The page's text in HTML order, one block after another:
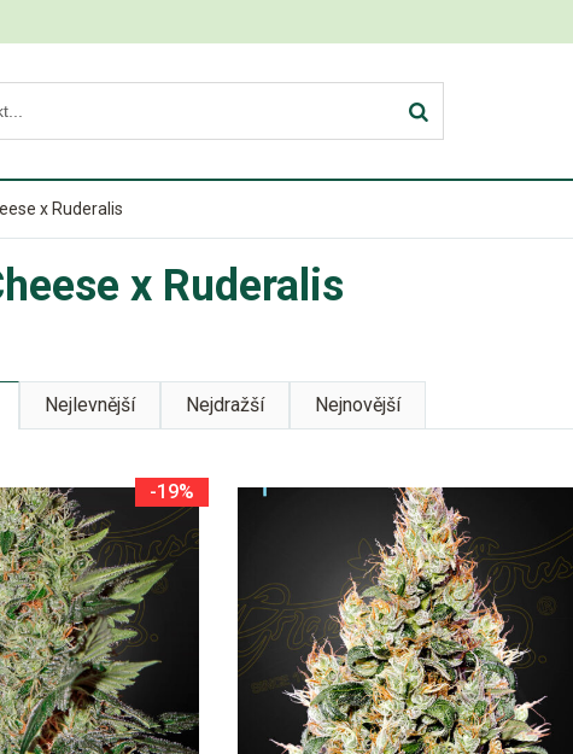
x Ruderalis
x Ruderalis
Nejlevnější Nejdražší Nejnovější
-19%